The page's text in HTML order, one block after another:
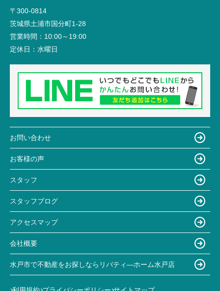
〒300-0814
茨城県土浦市国分町1-28
営業時間： 10:00～19:00
定休日： 水曜日
お問い合わせ
お客様の声
スタッフ
スタッフブログ
アクセスマップ
会社概要
水戸市で不動産をお探しならリバティ―ホーム水戸店